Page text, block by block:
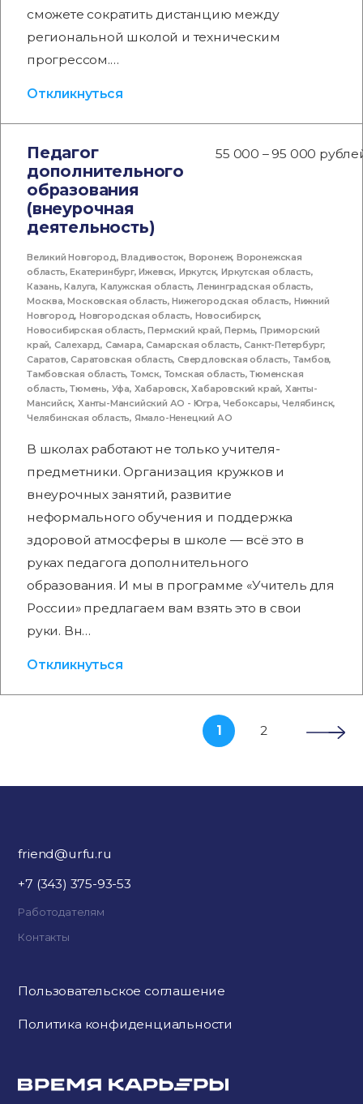
сможете сократить дистанцию между
региональной школой и техническим
прогрессом.…
Откликнуться
Педагог
дополнительного
образования
(внеурочная
деятельность)
55 000 – 95 000
Великий Новгород,Владивосток, Воронеж,Воронежская
область,Екатеринбург,Ижевск, Иркутск,Иркутская область,
Казань,Калуга, Калужская область,Ленинградская область,
Москва,Московская область,Нижегородская область, Нижний
Новгород,Новгородская область, Новосибирск,
Новосибирская область,Пермский край,Пермь,Приморский
край, Салехард, Самара,Самарская область,Санкт-Петербург,
Саратов,Саратовская область,Свердловская область, Тамбов,
Тамбовская область,Томск, Томская область,Тюменская
область,Тюмень, Уфа, Хабаровск,Хабаровский край, Ханты-
Мансийск,Ханты-Мансийский АО - Югра,Чебоксары,Челябинск,
Челябинская область, Ямало-Ненецкий АО
В школах работают не только учителя-
предметники. Организация кружков и
внеурочных занятий, развитие
неформального обучения и поддержка
здоровой атмосферы в школе — всё это в
руках педагога дополнительного
образования. И мы в программе «Учитель для
России» предлагаем вам взять это в свои
руки. Вн…
Откликнуться
1 2
friend@urfu.ru
+7 (343) 375-93-53
Работодателям
Контакты
Пользовательское соглашение
Политика конфиденциальности